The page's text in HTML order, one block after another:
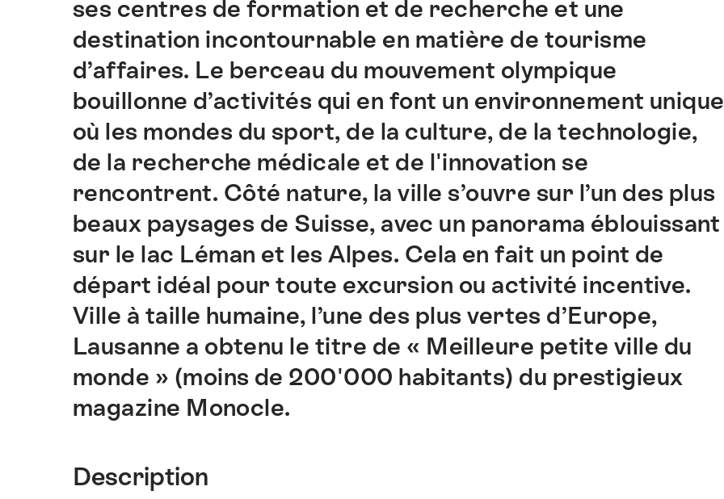
sur
cette
page.
ses centres de formation et de recherche et une
destination incontournable en matière de tourisme
d’affaires. Le berceau du mouvement olympique
bouillonne d’activités qui en font un environnement unique
où les mondes du sport, de la culture, de la technologie,
de la recherche médicale et de l'innovation se
rencontrent. Côté nature, la ville s’ouvre sur l’un des plus
beaux paysages de Suisse, avec un panorama éblouissant
sur le lac Léman et les Alpes. Cela en fait un point de
départ idéal pour toute excursion ou activité incentive.
Ville à taille humaine, l’une des plus vertes d’Europe,
Lausanne a obtenu le titre de « Meilleure petite ville du
monde » (moins de 200'000 habitants) du prestigieux
magazine Monocle.
Description